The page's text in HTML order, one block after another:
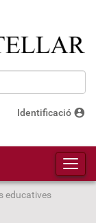
Identificació account_circle
educatives